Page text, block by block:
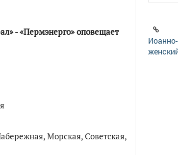
- «Пермэнерго» оповещает
Морская, Советская,